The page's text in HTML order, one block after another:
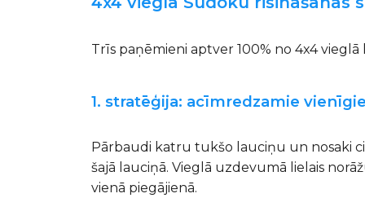
Trīs paņēmieni aptver 100% no 4x4
1. stratēģija: acīmredzamie
Pārbaudi katru tukšo lauciņu un nosaki
šajā lauciņā. Vieglā uzdevumā lielais
vienā piegājienā.